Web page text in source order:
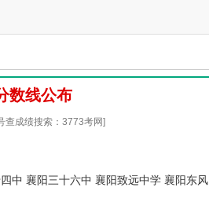
数线公布
查成绩搜索：3773考网]
中 襄阳三十六中 襄阳致远中学 襄阳东风